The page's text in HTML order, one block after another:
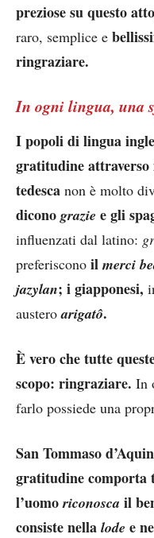
preziose su questo atto
raro, semplice e
ringraziare.
In ogni lingua, una
I popoli di lingua
gratitudine
tedesca non è molto
dicono grazie e gli
influenzati dal latino:
preferiscono il merci
jazylan; i giapponesi,
austeroarigatô.
È vero che tutte
scopo: ringraziare. In
farlo possiede una
San Tommaso
gratitudine comporta
l’uomoriconosca il
consiste nella lode e